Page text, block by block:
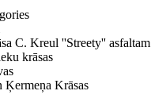
C. Kreul ''Streety'' asfaltam
krāsas
Ķermeņa Krāsas